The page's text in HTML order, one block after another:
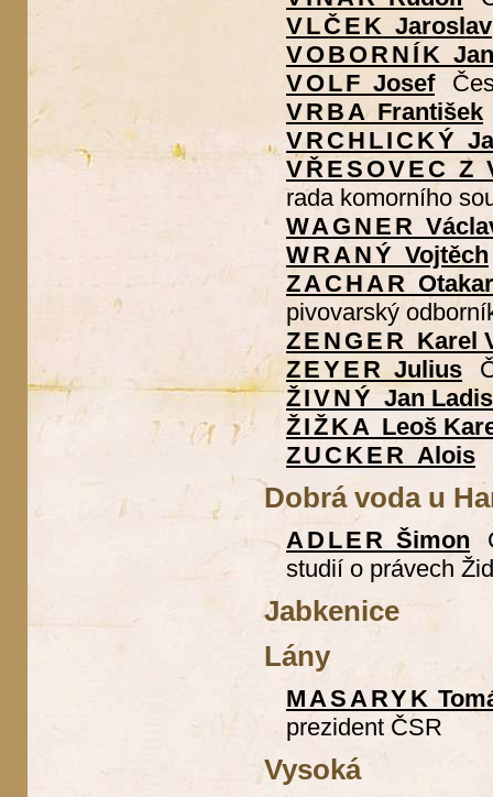
VLČEK Jaroslav
VOBORNÍK Jan
VOLF Josef
VRBA František
VRCHLICKÝ
VŘESOVEC Z
rada komorního
WAGNER
WRANÝ Vojtěch
ZACHAR Otakar
pivovarský
ZENGER Karel
ZEYER Julius
ŽIVNÝ Jan
ŽIŽKA Leoš
ZUCKER Alois
Dobrá voda u
ADLER Šimon
studií o právech
Jabkenice
Lány
MASARYK
prezident ČSR
Vysoká